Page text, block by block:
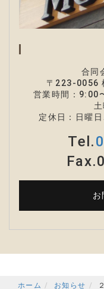
合同
〒223-0056
営業時間 ： 9:00
土曜
定休日：日曜
Tel.
お
ホーム お知らせ